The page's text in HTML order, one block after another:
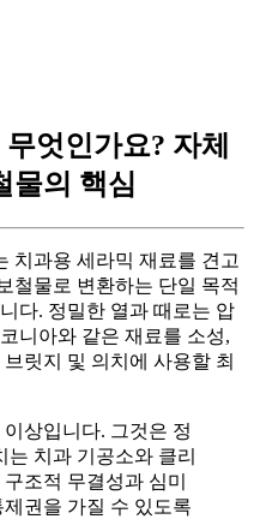
엇인가요? 자체
물의 핵심
치과용 세라믹 재료를 견고
철물로 변환하는 단일 목적
다. 정밀한 열과 때로는 압
니아와 같은 재료를 소성,
릿지 및 의치에 사용할 최
상입니다. 그것은 정
치과 기공소와 클리
조적 무결성과 심미
권을 가질 수 있도록